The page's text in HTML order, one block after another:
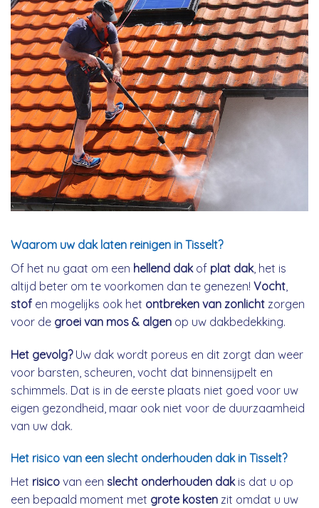
Waarom uw dak laten reinigen in Tisselt?
Of het nu gaat om een hellend dakof plat dak, het is
altijd beter om te voorkomen dan te genezen! Vocht
stof en mogelijks ook het ontbreken van zonlicht zorgen
voor de groei van mos & algen op uw dakbedekking.
Het gevolg?Uw dak wordt poreus en dit zorgt dan weer
voor barsten, scheuren, vocht dat binnensijpelt en
schimmels. Dat is in de eerste plaats niet goed voor uw
eigen gezondheid, maar ook niet voor de duurzaamheid
van uw dak.
Het risico van een slecht onderhouden dak in Tisselt?
Het risico van een slecht onderhouden dakis dat u op
een bepaald moment met grote kosten zit omdat u uw